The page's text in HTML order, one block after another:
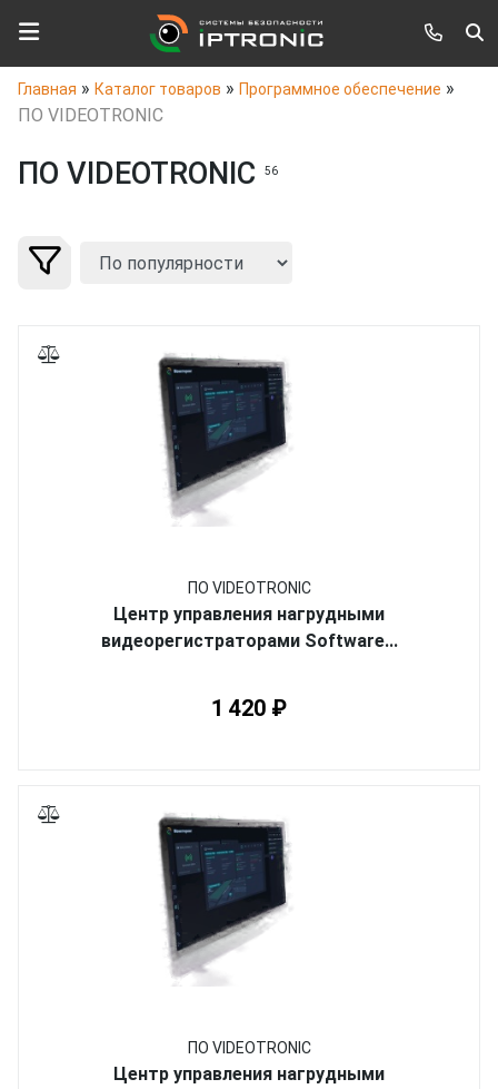
Главная » Каталог товаров » Программное обеспечение »
ПО VIDEOTRONIC
ПО VIDEOTRONIC 56
ПО VIDEOTRONIC
Центр управления нагрудными
видеорегистраторами Software...
1 420 ₽
ПО VIDEOTRONIC
Центр управления нагрудными